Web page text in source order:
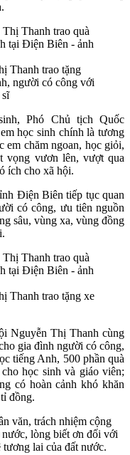
Thanh trao tặng
người có công với
sĩ
Phó Chủ tịch Quốc
học sinh chính là tương
em chăm ngoan, học giỏi,
vọng vươn lên, vượt qua
ích cho xã hội.
Điện Biên tiếp tục quan
có công, ưu tiên nguồn
sâu, vùng xa, vùng đồng
Thanh trao tặng xe
Nguyễn Thị Thanh cùng
gia đình người có công,
tiếng Anh, 500 phần quà
học sinh và giáo viên;
có hoàn cảnh khó khăn
đồng.
văn, trách nhiệm cộng
lòng biết ơn đối với
tương lai của đất nước.